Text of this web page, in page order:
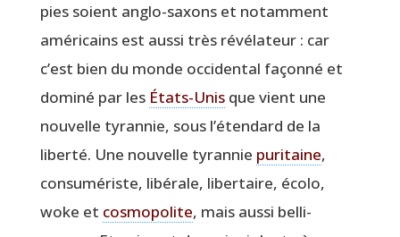
pies soient anglo-saxons et notam­ment
amé­ri­cains est aus­si très révé­la­teur : car
c’est bien du monde occi­den­tal façon­né et
domi­né par les États-Unisque vient une
nou­velle tyran­nie, sous l’étendard de la
liber­té. Une nou­velle tyran­nie puri­taine,
consu­mé­riste, libé­rale, liber­taire, éco­lo,
woke et cos­mo­po­lite, mais aus­si bel­li­